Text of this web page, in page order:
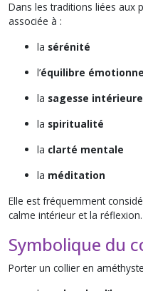
Dans les traditions liées aux
associée à :
la sérénité
l’équilibre
la sagesse intérieure
la spiritualité
la clarté mentale
la méditation
Elle est fréquemment
calme intérieur et la réflexion.
Symbolique du
Porter un collier en